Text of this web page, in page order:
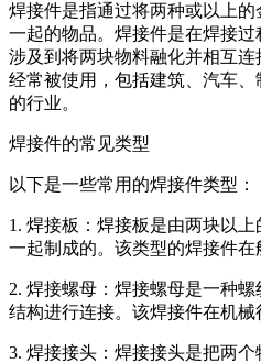
焊接件是指通过将两种或以上
一起的物品。焊接件是在焊接
涉及到将两块物料融化并相互
经常被使用，包括建筑、汽车
的行业。
焊接件的常见类型
以下是一些常用的焊接件类型：
1. 焊接板：焊接板是由两块以
一起制成的。该类型的焊接件在
2. 焊接螺母：焊接螺母是一种
结构进行连接。该焊接件在机械
3. 焊接接头：焊接接头是把两